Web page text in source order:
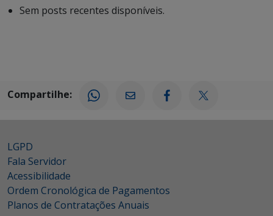
Sem posts recentes disponíveis.
Compartilhe:
LGPD
Fala Servidor
Acessibilidade
Ordem Cronológica de Pagamentos
Planos de Contratações Anuais